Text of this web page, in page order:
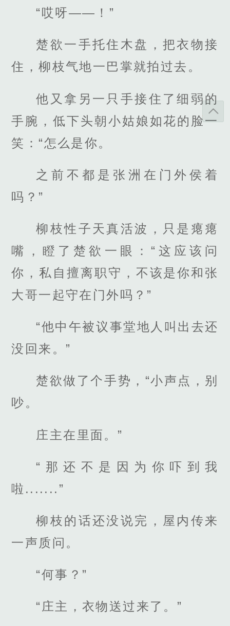
“哎呀——！”
楚欲一手托住木盘，把衣物接
住，柳枝气地一巴掌就拍过去。
他又拿另一只手接住了细弱的
手腕，低下头朝小姑娘如花的脸一
笑：“怎么是你。
之前不都是张洲在门外侯着
吗？”
柳枝性子天真活波，只是瘪瘪
嘴，瞪了楚欲一眼：“这应该问
你，私自擅离职守，不该是你和张
大哥一起守在门外吗？”
“他中午被议事堂地人叫出去还
没回来。”
楚欲做了个手势，“小声点，别
吵。
庄主在里面。”
“那还不是因为你吓到我
啦.......”
柳枝的话还没说完，屋内传来
一声质问。
“何事？”
“庄主，衣物送过来了。”